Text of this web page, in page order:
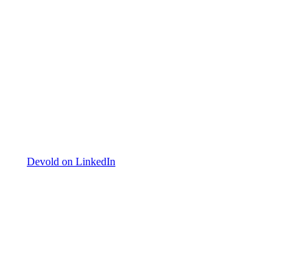
Devold on LinkedIn